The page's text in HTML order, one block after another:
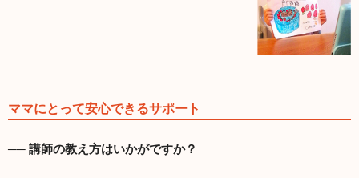
ママにとって安心できるサポート
── 講師の教え方はいかがですか？